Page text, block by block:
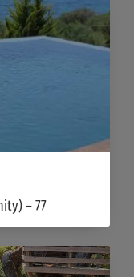
– 77